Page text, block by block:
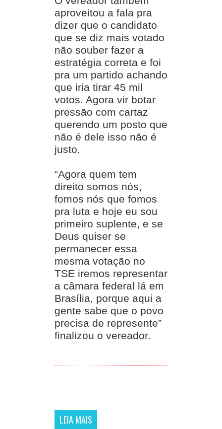
aproveitou a fala pra
dizer que o candidato
que se diz mais votado
não souber fazer a
estratégia correta e foi
pra um partido achando
que iria tirar 45 mil
votos. Agora vir botar
pressão com cartaz
querendo um posto que
não é dele isso não é
justo.
“Agora quem tem
direito somos nós,
fomos nós que fomos
pra luta e hoje eu sou
primeiro suplente, e se
Deus quiser se
permanecer essa
mesma votação no
TSE iremos representar
a câmara federal lá em
Brasília, porque aqui a
gente sabe que o povo
precisa de represente”
finalizou o vereador.
LEIA MAIS